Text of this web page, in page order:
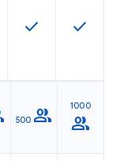
для
доступна
Ця функція
check Ця
check
500 group 1000
group